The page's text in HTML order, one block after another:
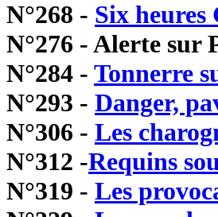
N°268 - Six heures
N°276 - Alerte sur
N°284 - Tonnerre
N°293 - Danger,
N°306 - Les
N°312 -Requins
N°319 - Les